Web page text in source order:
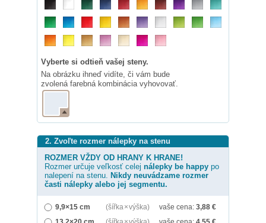
Vyberte si odtieň vašej steny.
Na obrázku ihneď vidíte, či vám bude
zvolená farebná kombinácia vyhovovať.
2. Zvoľte rozmer nálepky na stenu
ROZMER VŽDY OD HRANY K HRANE!
Rozmer určuje veľkosť celej nálepky be happy po
nalepení na stenu. Nikdy neuvádzame rozmer
časti nálepky alebo jej segmentu.
9,9×15 cm (šířka × výška) vaše cena: 3,88 €